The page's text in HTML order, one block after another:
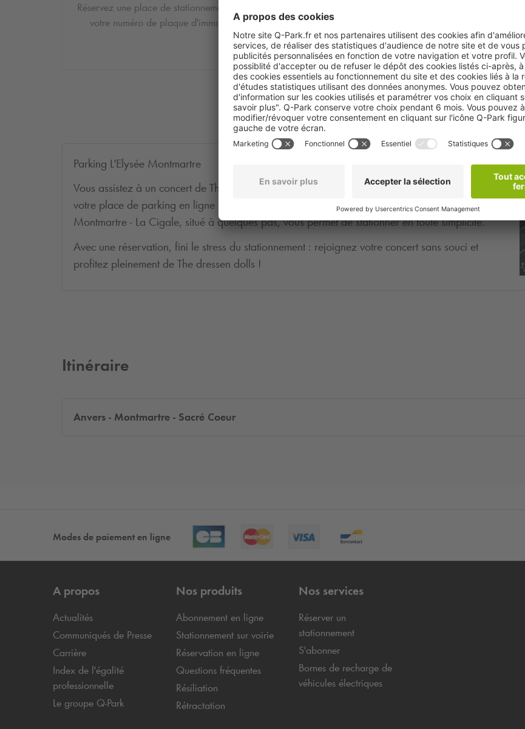
Réservez une place de stationnement et saisissez
votre numéro de plaque d'immatriculation.
Parking L'Elysée Montmartre
Vous assistez à un concert de The dressen dolls à L'Elysée Montmartre ? Pensez à réserver
votre place de parking en ligne pour un accès rapide et serein. Le parkingQ-ParkAnvers -
Montmartre - La Cigale, situé à quelques pas, vous permet de stationner en toute simplicité.
Avec une réservation, fini le stress du stationnement : rejoignez votre concert sans souci et
profitez pleinement de The dressen dolls !
Itinéraire
Anvers - Montmartre - Sacré Coeur
Modes de paiement en ligne
A propos
Actualités
Communiqués de Presse
Carrière
Index de l'égalité
professionnelle
Le groupe Q-Park
Nos produits
Abonnement en ligne
Stationnement sur voirie
Réservation en ligne
Questions fréquentes
Résiliation
Rétractation
Nos services
Réserver un
stationnement
S'abonner
Bornes de recharge de
véhicules électriques